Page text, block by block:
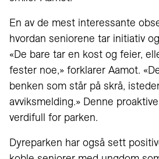
En av de mest interessante
hvordan seniorene tar initiativ
«De bare tar en kost og feier,
fester noe,» forklarer Aamot.
benken som står på skrå,
avviksmelding.» Denne
verdifull for parken.
Dyreparken har også sett